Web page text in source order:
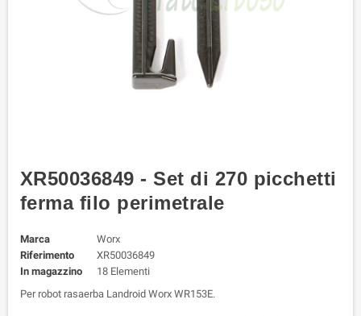
XR50036849 - Set di 270 picchetti
ferma filo perimetrale
Marca
Worx
Riferimento
XR50036849
In magazzino
18 Elementi
Per robot rasaerba Landroid Worx WR153E.